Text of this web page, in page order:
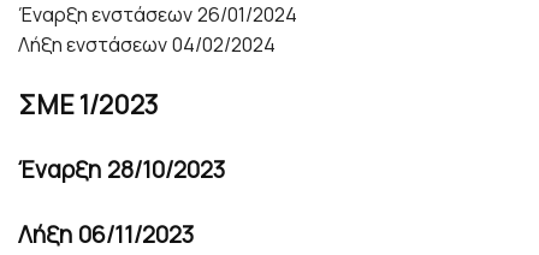
Έναρξη ενστάσεων26/01/2024
Λήξη ενστάσεων04/02/2024
ΣΜΕ 1/2023
Έναρξη 28/10/2023
Λήξη 06/11/2023